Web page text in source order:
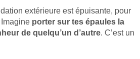
extérieure est épuisante, pour
porter sur tes épaules la
de quelqu’un d’autre. C’est un